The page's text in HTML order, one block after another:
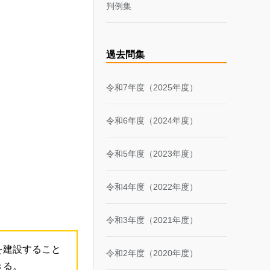
設すること
。
判例集
過去問集
令和7年度（2025年度）
令和6年度（2024年度）
令和5年度（2023年度）
令和4年度（2022年度）
令和3年度（2021年度）
令和2年度（2020年度）